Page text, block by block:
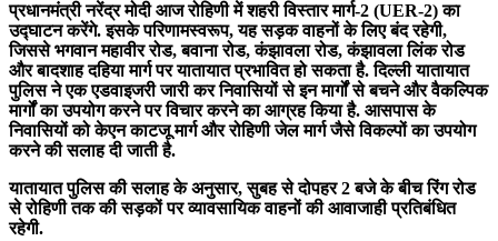
प्रधानमंत्री नरेंद्र मोदी आज रोहिणी में शहरी विस्तार मार्ग-2 (UER-2) का
उद्घाटन करेंगे. इसके परिणामस्वरूप, यह सड़क वाहनों के लिए बंद रहेगी,
जिससे भगवान महावीर रोड, बवाना रोड, कंझावला रोड, कंझावला लिंक रोड
और बादशाह दहिया मार्ग पर यातायात प्रभावित हो सकता है. दिल्ली यातायात
पुलिस ने एक एडवाइजरी जारी कर निवासियों से इन मार्गों से बचने और वैकल्पिक
मार्गों का उपयोग करने पर विचार करने का आग्रह किया है. आसपास के
निवासियों को केएन काटजू मार्ग और रोहिणी जेल मार्ग जैसे विकल्पों का उपयोग
करने की सलाह दी जाती है.
यातायात पुलिस की सलाह के अनुसार, सुबह से दोपहर 2 बजे के बीच रिंग रोड
से रोहिणी तक की सड़कों पर व्यावसायिक वाहनों की आवाजाही प्रतिबंधित
रहेगी.